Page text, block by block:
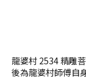
龍婆村 2534 精雕
後為龍婆村師傅自